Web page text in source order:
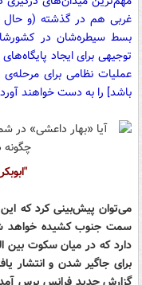
غربی هم در گذشته (و حال
بسط سیطره‌شان در
توجیهی برای ایجاد
عملیات نظامی برای
باشد] را به دست خواهند
می‌توان پیش‌بینی کرد که
سمت جنوب کشیده خواهد
دارد که در میان سکوت بین
برای جاگیر شدن و انتشار